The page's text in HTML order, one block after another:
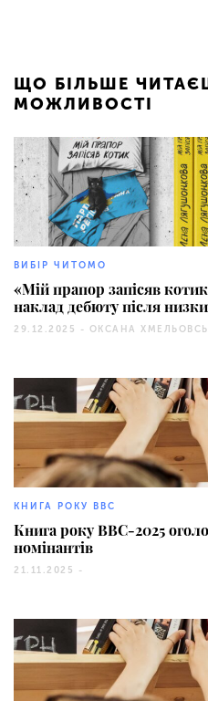
ЩО БІЛЬШЕ
МОЖЛИВОСТІ
ВИБІР ЧИТОМО
«Мій прапор запісяв
наклад дебюту після
29.12.2025 - ОКСАНА
КНИГА РОКУ BBC
Книга року BBC-2025
номінантів
21.11.2025 -